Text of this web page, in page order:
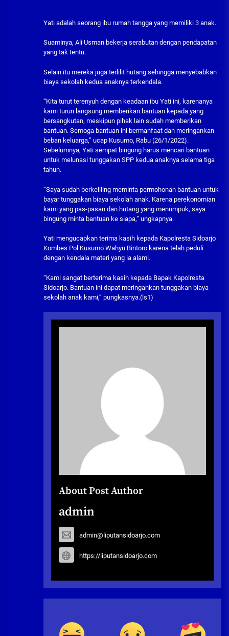
Yati adalah seorang ibu rumah tangga yang memiliki 3 anak.
Suaminya, Ali Usman bekerja serabutan dengan pendapatan
yang tak tentu.
Selain itu mereka juga terlilit hutang sehingga menyebabkan
biaya sekolah kedua anaknya terkendala.
“Kita turut terenyuh dengan keadaan ibu Yati ini, karenanya
kami turun langsung memberikan bantuan kepada yang
bersangkutan, meskipun pihak lain sudah memberikan
bantuan. Semoga bantuan ini bermanfaat dan meringankan
beban keluarga,” ucap Kusumo, Rabu (26/1/2022).
Sebelumnya, Yati sempat bingung harus mencari bantuan
untuk melunasi tunggakan SPP kedua anaknya selama tiga
tahun.
“Saya sudah berkeliling meminta permohonan bantuan untuk
bayar tunggakan biaya sekolah anak. Karena perekonomian
kami yang pas-pasan dan hutang yang menumpuk, saya
bingung minta bantuan ke siapa,” ungkapnya.
Yati mengucapkan terima kasih kepada Kapolresta Sidoarjo
Kombes Pol Kusumo Wahyu Bintoro karena telah peduli
dengan kendala materi yang ia alami.
“Kami sangat berterima kasih kepada Bapak Kapolresta
Sidoarjo. Bantuan ini dapat meringankan tunggakan biaya
sekolah anak kami,” pungkasnya.(ls1)
About Post Author
admin
admin@liputansidoarjo.com
https://liputansidoarjo.com